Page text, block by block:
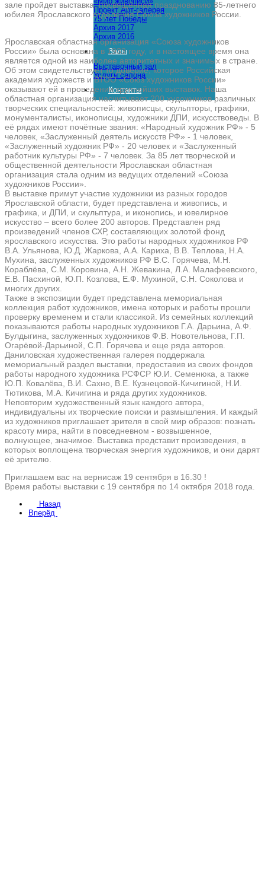
Проект Арт-галерея
75 лет Победы
Архив 2017
Архив 2016
Залы
Выставочный зал
Услуги салона
Контакты
зале пройдет выставка, посвящённая празднованию 85-летнего
юбилея Ярославского отделения Союза художников России.
Ярославская областная организация «Союза художников
России» была основана в 1933 году, и в настоящее время она
является одной из наиболее авторитетных и значимых в стране.
Об этом свидетельствует то доверие, которое Российская
академия художеств и ВТОО «Союз художников России»
оказывают ей в проведении крупнейших выставок. Наша
областная организация насчитывает 200 художников различных
творческих специальностей: живописцы, скульпторы, графики,
монументалисты, иконописцы, художники ДПИ, искусствоведы. В
её рядах имеют почётные звания: «Народный художник РФ» - 5
человек, «Заслуженный деятель искусств РФ» - 1 человек,
«Заслуженный художник РФ» - 20 человек и «Заслуженный
работник культуры РФ» - 7 человек. За 85 лет творческой и
общественной деятельности Ярославская областная
организация стала одним из ведущих отделений «Союза
художников России».
В выставке примут участие художники из разных городов
Ярославской области, будет представлена и живопись, и
графика, и ДПИ, и скульптура, и иконопись, и ювелирное
искусство – всего более 200 авторов. Представлен ряд
произведений членов СХР, составляющих золотой фонд
ярославского искусства. Это работы народных художников РФ
В.А. Ульянова, Ю.Д. Жаркова, А.А. Кариха, В.В. Теплова, Н.А.
Мухина, заслуженных художников РФ В.С. Горячева, М.Н.
Кораблёва, С.М. Коровина, А.Н. Жевакина, Л.А. Малафеевского,
Е.В. Пасхиной, Ю.П. Козлова, Е.Ф. Мухиной, С.Н. Соколова и
многих других.
Также в экспозиции будет представлена мемориальная
коллекция работ художников, имена которых и работы прошли
проверку временем и стали классикой. Из семейных коллекций
показываются работы народных художников Г.А. Дарьина, А.Ф.
Булдыгина, заслуженных художников Ф.В. Новотельнова, Г.П.
Огарёвой-Дарьиной, С.П. Горячева и еще ряда авторов.
Даниловская художественная галерея поддержала
мемориальный раздел выставки, предоставив из своих фондов
работы народного художника РСФСР Ю.И. Семенюка, а также
Ю.П. Ковалёва, В.И. Сахно, В.Е. Кузнецовой-Кичигиной, Н.И.
Тютикова, М.А. Кичигина и ряда других художников.
Неповторим художественный язык каждого автора,
индивидуальны их творческие поиски и размышления. И каждый
из художников приглашает зрителя в свой мир образов: познать
красоту мира, найти в повседневном - возвышенное,
волнующее, значимое. Выставка представит произведения, в
которых воплощена творческая энергия художников, и они дарят
её зрителю.
Приглашаем вас на вернисаж 19 сентября в 16.30 !
Время работы выставки с 19 сентября по 14 октября 2018 года.
Назад
Вперёд